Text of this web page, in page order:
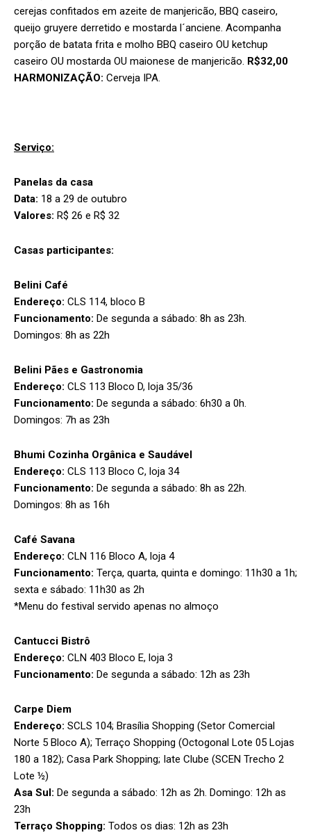
cerejas confitados em azeite de manjericão, BBQ caseiro,
queijo gruyere derretido e mostarda l´anciene. Acompanha
porção de batata frita e molho BBQ caseiro OU ketchup
caseiro OU mostarda OU maionese de manjericão. R$32,00
HARMONIZAÇÃO: Cerveja IPA.
Serviço:
Panelas da casa
Data: 18 a 29 de outubro
Valores: R$ 26 e R$ 32
Casas participantes:
Belini Café
Endereço: CLS 114, bloco B
Funcionamento: De segunda a sábado: 8h as 23h.
Domingos: 8h as 22h
Belini Pães e Gastronomia
Endereço: CLS 113 Bloco D, loja 35/36
Funcionamento: De segunda a sábado: 6h30 a 0h.
Domingos: 7h as 23h
Bhumi Cozinha Orgânica e Saudável
Endereço: CLS 113 Bloco C, loja 34
Funcionamento: De segunda a sábado: 8h as 22h.
Domingos: 8h as 16h
Café Savana
Endereço: CLN 116 Bloco A, loja 4
Funcionamento: Terça, quarta, quinta e domingo: 11h30 a 1h;
sexta e sábado: 11h30 as 2h
*Menu do festival servido apenas no almoço
Cantucci Bistrô
Endereço: CLN 403 Bloco E, loja 3
Funcionamento: De segunda a sábado: 12h as 23h
Carpe Diem
Endereço: SCLS 104; Brasília Shopping (Setor Comercial
Norte 5 Bloco A); Terraço Shopping (Octogonal Lote 05 Lojas
180 a 182); Casa Park Shopping; Iate Clube (SCEN Trecho 2
Lote ½)
Asa Sul: De segunda a sábado: 12h as 2h. Domingo: 12h as
23h
Terraço Shopping: Todos os dias: 12h as 23h